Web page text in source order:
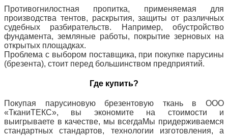
Противогнилостная пропитка, применяемая для
производства тентов, раскрытия, защиты от различных
судебных разбирательств.
Например, обустройство
фундамента, земляные работы, покрытие зерновых на
открытых площадках.
Проблема с выбором поставщика, при покупке парусины
(брезента), стоит перед большинством предприятий.
Где купить?
Покупая парусиновую брезентовую ткань в ООО
«ТканиТЕКС», вы экономите на стоимости и
выигрываете в качестве, мы всегдаМы придерживаемся
стандартных стандартов, технологии изготовления, а